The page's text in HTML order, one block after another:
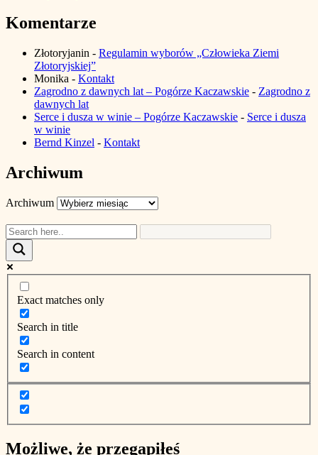
Komentarze
Złotoryjanin - Regulamin wyborów „Człowieka Ziemi
Złotoryjskiej”
Monika - Kontakt
Zagrodno z dawnych lat – Pogórze Kaczawskie - Zagrodno z
dawnych lat
Serce i dusza w winie – Pogórze Kaczawskie - Serce i dusza
w winie
Bernd Kinzel - Kontakt
Archiwum
Archiwum
Exact matches only
Search in title
Search in content
Możliwe, że przegapiłeś